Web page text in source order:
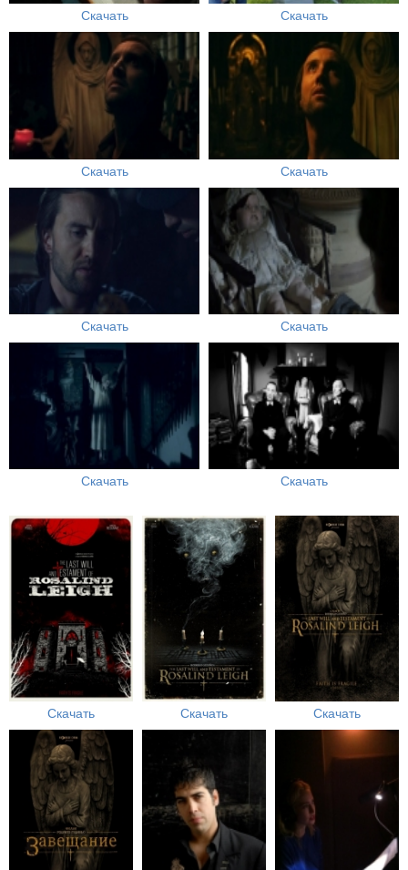
Скачать Скачать
Скачать Скачать
Скачать Скачать
Скачать Скачать
Скачать Скачать Скачать